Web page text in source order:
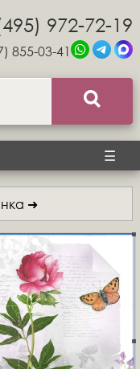
972-72-19
855-03-41
☰
➜